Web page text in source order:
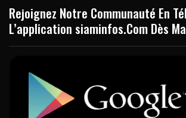
Rejoignez Notre Communauté En
L’application siaminfos.Com Dès